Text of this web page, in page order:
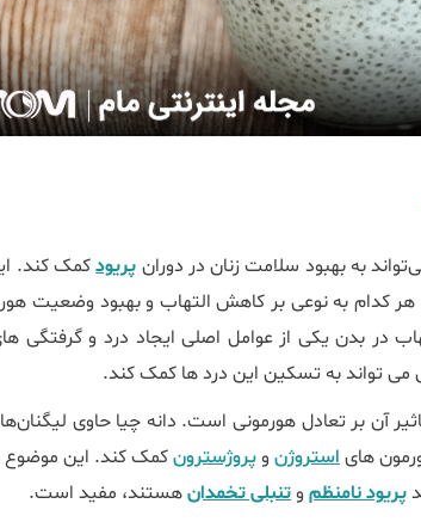
به بهبود سلامت زنان در دوران پریودکمک کند.
هستند که هر کدام به نوعی بر کاهش التهاب و بهبود وضعیت
در بدن یکی از عوامل اصلی ایجاد درد و گرفتگی
می‌ تواند به تسکین این درد ها کمک کند.
آن بر تعادل هورمونی است. دانه چیا حاوی
‌هایاستروژن وپروژسترونکمک کند. این موضوع
پریود نامنظموتنبلی تخمدانهستند، مفید است.